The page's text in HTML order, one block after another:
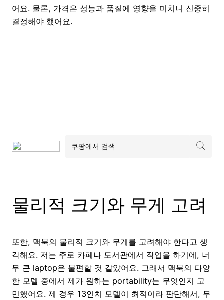
어요. 물론, 가격은 성능과 품질에 영향을 미치니 신중히
결정해야 했어요.
물리적 크기와 무게 고려
또한, 맥북의 물리적 크기와 무게를 고려해야 한다고 생
각해요. 저는 주로 카페나 도서관에서 작업을 하기에, 너
무 큰 laptop은 불편할 것 같았어요. 그래서 맥북의 다양
한 모델 중에서 제가 원하는 portability는 무엇인지 고
민했어요. 제 경우 13인치 모델이 최적이라 판단해서, 무